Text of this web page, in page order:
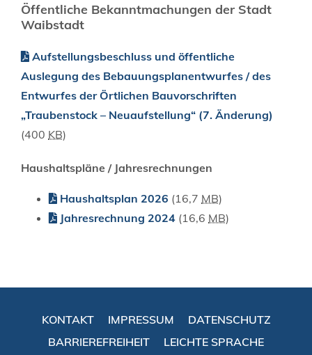
Öffentliche Bekanntmachungen der Stadt
Waibstadt
Aufstellungsbeschluss und öffentliche
Auslegung des Bebauungsplanentwurfes / des
Entwurfes der Örtlichen Bauvorschriften
„Traubenstock – Neuaufstellung“ (7. Änderung)
(400 KB)
Haushaltspläne / Jahresrechnungen
Haushaltsplan 2026 (16,7 MB)
Jahresrechnung 2024 (16,6 MB)
KONTAKT IMPRESSUM
DATENSCHUTZ
BARRIEREFREIHEIT
LEICHTE SPRACHE